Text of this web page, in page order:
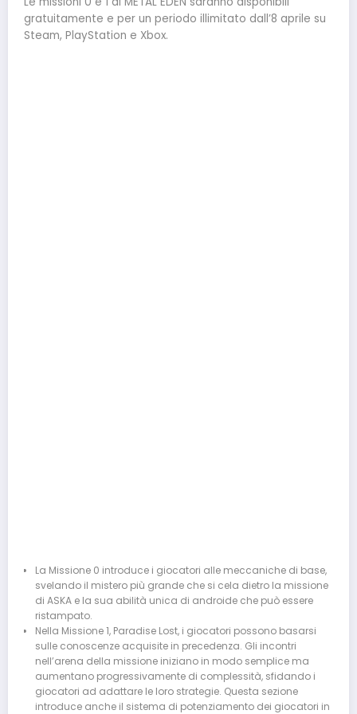
gratuitamente e per un periodo illimitato dall’8 aprile su
Steam, PlayStation e Xbox.
La Missione 0 introduce i giocatori alle meccaniche di base,
svelando il mistero più grande che si cela dietro la missione
di ASKA e la sua abilità unica di androide che può essere
ristampato.
Nella Missione 1, Paradise Lost, i giocatori possono basarsi
sulle conoscenze acquisite in precedenza. Gli incontri
nell’arena della missione iniziano in modo semplice ma
aumentano progressivamente di complessità, sfidando i
giocatori ad adattare le loro strategie. Questa sezione
introduce anche il sistema di potenziamento dei giocatori in